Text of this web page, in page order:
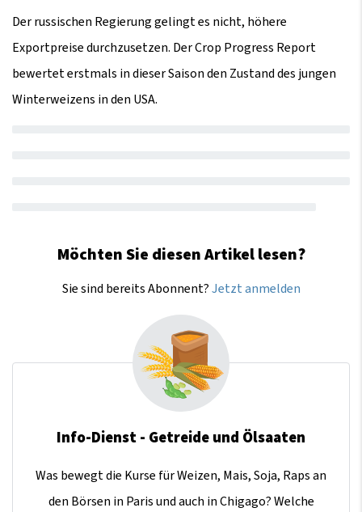
Der russischen Regierung gelingt es nicht, höhere
Exportpreise durchzusetzen. Der Crop Progress Report
bewertet erstmals in dieser Saison den Zustand des jungen
Winterweizens in den USA.
Möchten Sie diesen Artikel lesen?
Sie sind bereits Abonnent?Jetzt anmelden
Info-Dienst - Getreide und Ölsaaten
Was bewegt die Kurse für Weizen, Mais, Soja, Raps an
den Börsen in Paris und auch in Chigago? Welche